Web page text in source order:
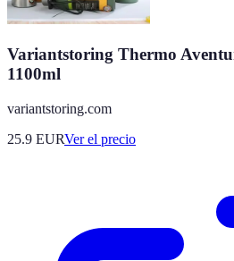
Variantstoring Thermo
1100ml
variantstoring.com
25.9 EURVer el precio